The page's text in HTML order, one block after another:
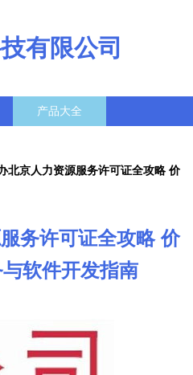
有限公司
产品大全
北京人力资源服务许可证全攻略 价
务许可证全攻略 价
软件开发指南